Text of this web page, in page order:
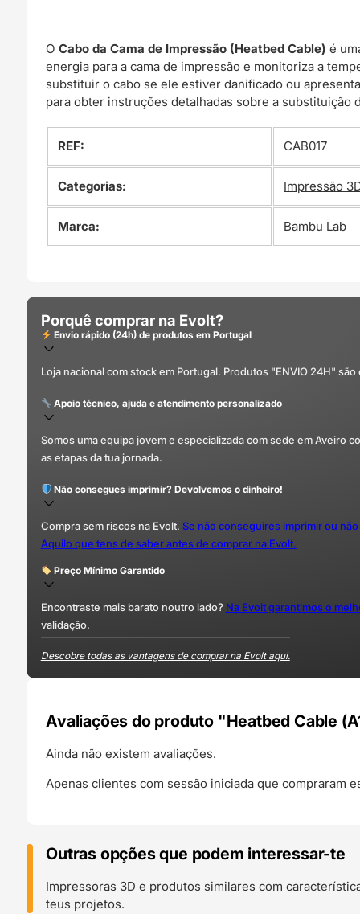
OCabo da Cama de Impressão (Heatbed Cable) é
energia para a cama de impressão e monitoriza a
substituir o cabo se ele estiver danificado ou
para obter instruções detalhadas sobre a
REF: CAB017
Categorias: Impressão
Marca: Bambu Lab
Porquê comprar na Evolt?
Envio rápido (24h) de produtos em Portugal
Loja nacional com stock em Portugal. Produtos "ENVIO 24H"
Apoio técnico, ajuda e atendimento personalizado
Somos uma equipa jovem e especializada com sede em Aveiro
as etapas da tua jornada.
Não consegues imprimir? Devolvemos o dinheiro!
Compra sem riscos na Evolt. Se não conseguires imprimir ou
Aquilo que tens de saber antes de comprar na Evolt.
Preço Mínimo Garantido
Encontraste mais barato noutro lado? Na Evolt garantimos o
validação.
Descobre todas as vantagens de comprar na Evolt aqui.
Avaliações do produto "Heatbed Cable
Ainda não existem avaliações.
Apenas clientes com sessão iniciada que compraram
Outras opções que podem interessar-te
Impressoras 3D e produtos similares com
teus projetos.